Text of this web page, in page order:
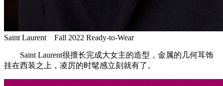
Saint Laurent Fall 2022 Ready-to-Wear
Saint Laurent很擅长完成大女主的造型，金属的几何耳饰
挂在西装之上，凌厉的时髦感立刻就有了。